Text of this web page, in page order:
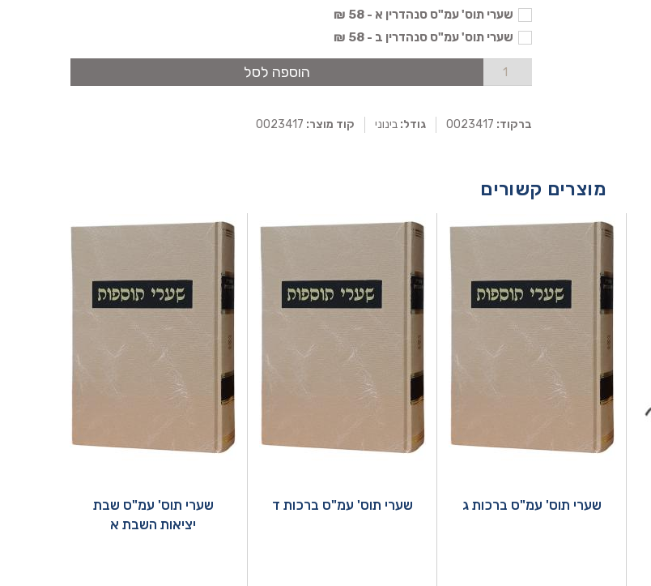
שערי תוס' עמ"ס סנהדרין א - 58 ₪
שערי תוס' עמ"ס סנהדרין ב - 58 ₪
הוספה לסל
ברקוד: גודל: בינוני קוד מוצר:
מוצרים קשורים
שערי תוס' עמ"ס ברכות ג שערי תוס' עמ"ס ברכות ד
שערי תוס' עמ"ס שבת
יציאות השבת א